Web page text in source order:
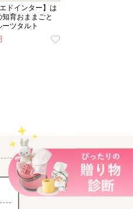
エドインター】は
知育おままごと
ツタルト